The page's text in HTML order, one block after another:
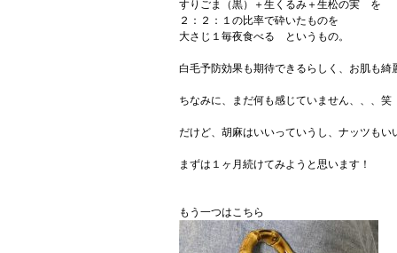
すりごま（黒）＋生くるみ＋生松の実 を
２：２：１の比率で砕いたものを
大さじ１毎夜食べる というもの。
白毛予防効果も期待できるらしく、お肌も綺
ちなみに、まだ何も感じていません、、、笑
だけど、胡麻はいいっていうし、ナッツもい
まずは１ヶ月続けてみようと思います！
もう一つはこちら